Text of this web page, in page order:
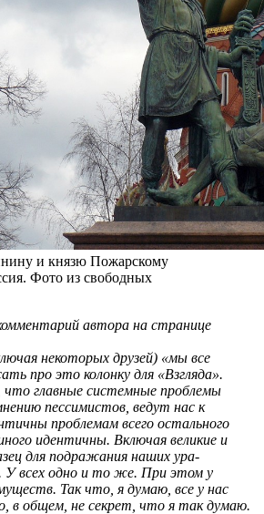
и князю Пожарскому
Фото из свободных
автора на странице
некоторых друзей) «мы все
про это колонку для «Взгляда».
главные системные проблемы
пессимистов, ведут нас к
проблемам всего остального
идентичны. Включая великие и
для подражания наших ура-
всех одно и то же. При этом у
Так что, я думаю, все у нас
в общем, не секрет, что я так думаю.